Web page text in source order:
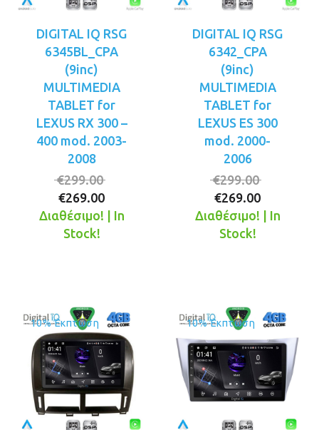
DIGITAL IQ RSG
6345BL_CPA
(9inc)
MULTIMEDIA
TABLET for
LEXUS RX 300 –
400 mod. 2003-
2008
€299.00
was:
€269.00
τρέχουσα
Διαθέσιμο! | In
Stock!
DIGITAL IQ RSG
6342_CPA
(9inc)
MULTIMEDIA
TABLET for
LEXUS ES 300
mod. 2000-
2006
€299.00
was:
€269.00
Διαθέσιμο! | In
Stock!
10% Έκπτωση 10% Έκπτωση